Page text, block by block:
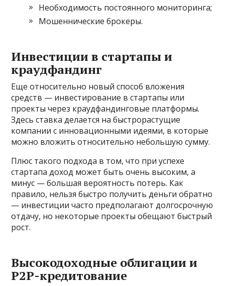
Необходимость постоянного мониторинга;
Мошеннические брокеры.
Инвестиции в стартапы и
краудфандинг
Еще относительно новый способ вложения
средств — инвестирование в стартапы или
проекты через краудфандинговые платформы.
Здесь ставка делается на быстрорастущие
компании с инновационными идеями, в которые
можно вложить относительно небольшую сумму.
Плюс такого подхода в том, что при успехе
стартапа доход может быть очень высоким, а
минус — большая вероятность потерь. Как
правило, нельзя быстро получить деньги обратно
— инвестиции часто предполагают долгосрочную
отдачу, но некоторые проекты обещают быстрый
рост.
Высокодоходные облигации и
P2P-кредитование